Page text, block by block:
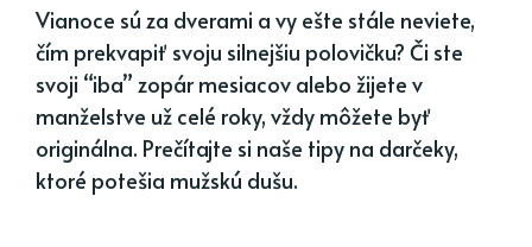
Vianoce sú za dverami a vy ešte stále neviete,
čím prekvapiť svoju silnejšiu polovičku? Či ste
svoji “iba” zopár mesiacov alebo žijete v
manželstve už celé roky, vždy môžete byť
originálna. Prečítajte si naše tipy na darčeky,
ktoré potešia mužskú dušu.